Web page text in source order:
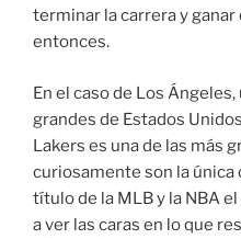
terminar la carrera y
entonces.
En el caso de Los
grandes de Estados
Lakers es una de las más
curiosamente son la única
título de la MLB y la NBA
a ver las caras en lo que